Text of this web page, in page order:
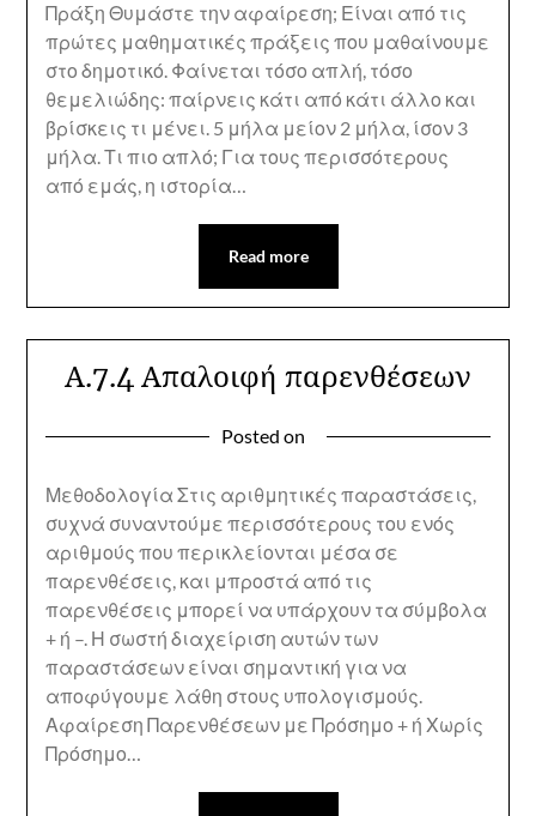
Πράξη Θυμάστε την αφαίρεση; Είναι από τις
πρώτες μαθηματικές πράξεις που μαθαίνουμε
στο δημοτικό. Φαίνεται τόσο απλή, τόσο
θεμελιώδης: παίρνεις κάτι από κάτι άλλο και
βρίσκεις τι μένει. 5 μήλα μείον 2 μήλα, ίσον 3
μήλα. Τι πιο απλό; Για τους περισσότερους
από εμάς, η ιστορία…
Read more
Α.7.4 Απαλοιφή παρενθέσεων
Posted on
Μεθοδολογία Στις αριθμητικές παραστάσεις,
συχνά συναντούμε περισσότερους του ενός
αριθμούς που περικλείονται μέσα σε
παρενθέσεις, και μπροστά από τις
παρενθέσεις μπορεί να υπάρχουν τα σύμβολα
+ ή –. Η σωστή διαχείριση αυτών των
παραστάσεων είναι σημαντική για να
αποφύγουμε λάθη στους υπολογισμούς.
Αφαίρεση Παρενθέσεων με Πρόσημο + ή Χωρίς
Πρόσημο…